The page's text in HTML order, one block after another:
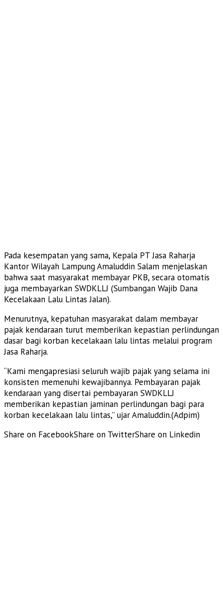
Pada kesempatan yang sama, Kepala PT Jasa Raharja
Kantor Wilayah Lampung Amaluddin Salam menjelaskan
bahwa saat masyarakat membayar PKB, secara otomatis
juga membayarkan SWDKLLJ (Sumbangan Wajib Dana
Kecelakaan Lalu Lintas Jalan).
Menurutnya, kepatuhan masyarakat dalam membayar
pajak kendaraan turut memberikan kepastian perlindungan
dasar bagi korban kecelakaan lalu lintas melalui program
Jasa Raharja.
“Kami mengapresiasi seluruh wajib pajak yang selama ini
konsisten memenuhi kewajibannya. Pembayaran pajak
kendaraan yang disertai pembayaran SWDKLLJ
memberikan kepastian jaminan perlindungan bagi para
korban kecelakaan lalu lintas,” ujar Amaluddin.(Adpim)
Share on FacebookShare on TwitterShare on Linkedin